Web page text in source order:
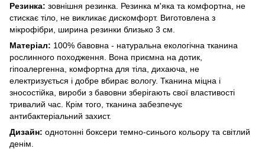
Резинка: зовнішня резинка. Резинка м'яка та комфортна, не
стискає тіло, не викликає дискомфорт. Виготовлена з
мікрофібри, ширина резинки близько 3 см.
Матеріал: 100% бавовна - натуральна екологічна тканина
рослинного походження. Вона приємна на дотик,
гіпоалергенна, комфортна для тіла, дихаюча, не
електризується і добре вбирає вологу. Тканина міцна і
зносостійка, вироби з бавовни зберігають свої властивості
тривалий час. Крім того, тканина забезпечує
антибактеріальний захист.
Дизайн: однотонні боксери темно-синього кольору та світлий
денім.